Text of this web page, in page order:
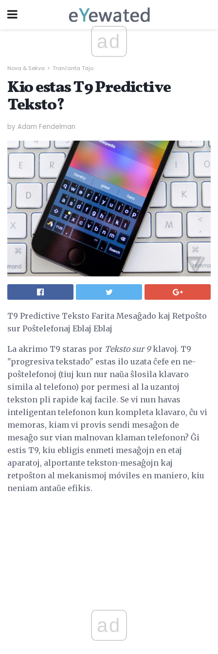
ad
Nova & Sekva Tranĉanta Tajo
Kio estas T9 Predictive
Teksto?
by Adam Fendelman
T9 Predictive Teksto Farita Mesaĝado kaj Retpoŝto
sur Poŝtelefonaj Eblaj Eblaj
La akrimo T9 staras por Teksto sur 9klavoj. T9
"progresiva tekstado" estas ilo uzata ĉefe en ne-
poŝtelefonoj (tiuj kun nur naŭa ŝlosila klavaro
simila al telefono) por permesi al la uzantoj
tekston pli rapide kaj facile. Se vi nun havas
inteligentan telefonon kun kompleta klavaro, ĉu vi
memoras, kiam vi provis sendi mesaĝon de
mesaĝo sur vian malnovan klaman telefonon? Ĝi
estis T9, kiu ebligis enmeti mesaĝojn en etaj
aparatoj, alportante tekston-mesaĝojn kaj
retpoŝton al mekanismoj móviles en maniero, kiu
neniam antaŭe efikis.
ad